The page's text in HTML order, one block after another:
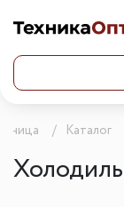
Каталог